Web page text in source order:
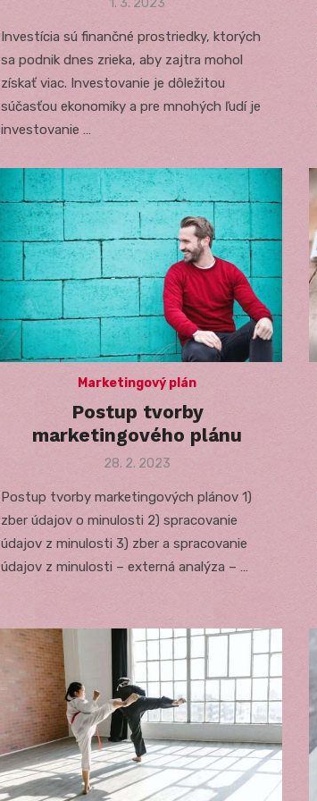
Posted
1. 3. 2023
Investícia sú finančné prostriedky, ktorých
sa podnik dnes zrieka, aby zajtra mohol
získať viac. Investovanie je dôležitou
súčasťou ekonomiky a pre mnohých ľudí je
investovanie …
Marketingový plán
Postup tvorby
marketingového plánu
Posted
28. 2. 2023
Postup tvorby marketingových plánov 1)
zber údajov o minulosti 2) spracovanie
údajov z minulosti 3) zber a spracovanie
údajov z minulosti – externá analýza – …